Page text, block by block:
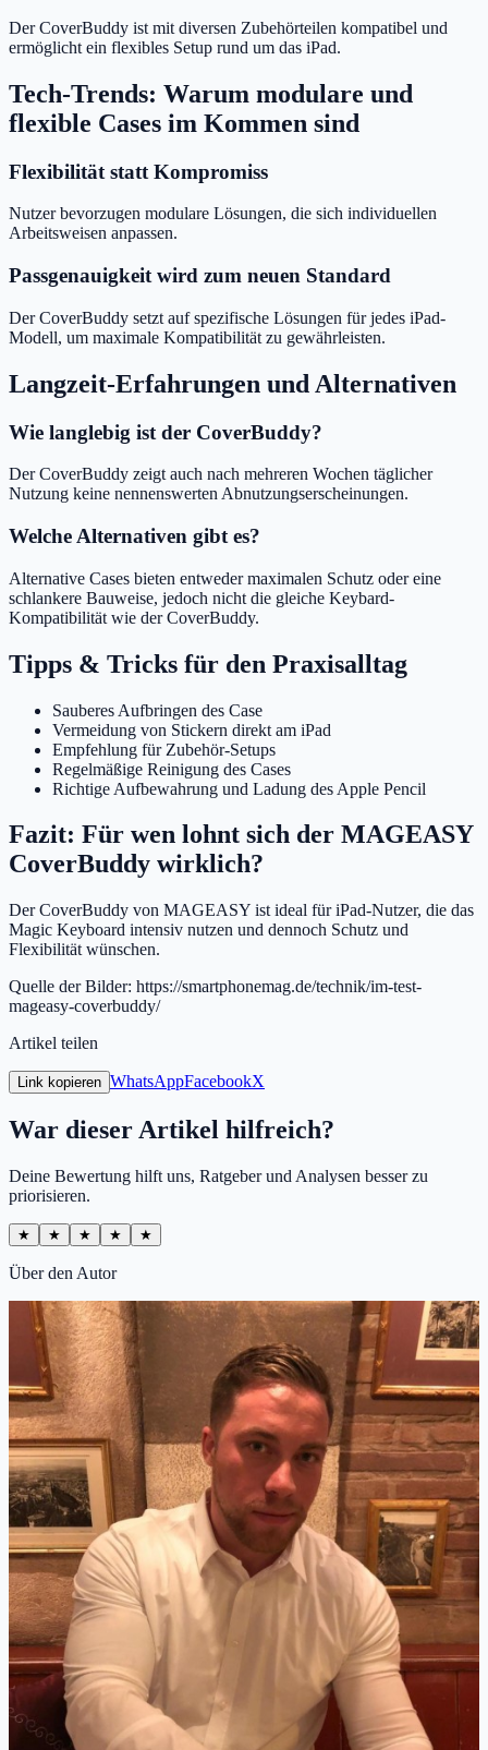
Der CoverBuddy ist mit diversen Zubehörteilen kompatibel und
ermöglicht ein flexibles Setup rund um das iPad.
Tech-Trends: Warum modulare und
flexible Cases im Kommen sind
Flexibilität statt Kompromiss
Nutzer bevorzugen modulare Lösungen, die sich individuellen
Arbeitsweisen anpassen.
Passgenauigkeit wird zum neuen Standard
Der CoverBuddy setzt auf spezifische Lösungen für jedes iPad-
Modell, um maximale Kompatibilität zu gewährleisten.
Langzeit-Erfahrungen und Alternativen
Wie langlebig ist der CoverBuddy?
Der CoverBuddy zeigt auch nach mehreren Wochen täglicher
Nutzung keine nennenswerten Abnutzungserscheinungen.
Welche Alternativen gibt es?
Alternative Cases bieten entweder maximalen Schutz oder eine
schlankere Bauweise, jedoch nicht die gleiche Keybard-
Kompatibilität wie der CoverBuddy.
Tipps & Tricks für den Praxisalltag
Sauberes Aufbringen des Case
Vermeidung von Stickern direkt am iPad
Empfehlung für Zubehör-Setups
Regelmäßige Reinigung des Cases
Richtige Aufbewahrung und Ladung des Apple Pencil
Fazit: Für wen lohnt sich der MAGEASY
CoverBuddy wirklich?
Der CoverBuddy von MAGEASY ist ideal für iPad-Nutzer, die das
Magic Keyboard intensiv nutzen und dennoch Schutz und
Flexibilität wünschen.
Quelle der Bilder: https://smartphonemag.de/technik/im-test-
mageasy-coverbuddy/
Artikel teilen
Link kopieren WhatsAppFacebookX
War dieser Artikel hilfreich?
Deine Bewertung hilft uns, Ratgeber und Analysen besser zu
priorisieren.
★ ★ ★ ★ ★
Über den Autor